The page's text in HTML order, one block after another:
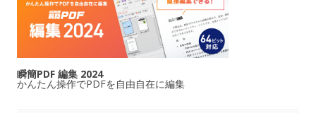
瞬簡PDF 編集 2024
かんたん操作でPDFを自由自在に編集